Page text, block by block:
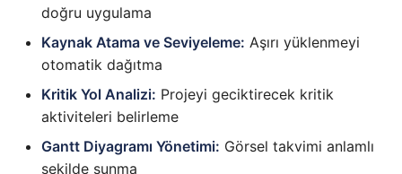
doğru uygulama
Kaynak Atama ve Seviyeleme: Aşırı yüklenmeyi
otomatik dağıtma
Kritik Yol Analizi: Projeyi geciktirecek kritik
aktiviteleri belirleme
Gantt Diyagramı Yönetimi: Görsel takvimi anlamlı
şekilde sunma